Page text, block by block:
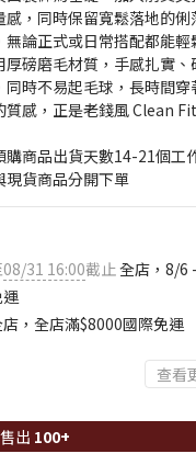
感，同時保留寬鬆落地的
無論正式或日常搭配都能輕
厚磅磨毛材質，手感扎實
同時不易起毛球，長時間
質感，正是老錢風 Clean
購商品出貨天數14-21個工
現貨商品分開下單
08/31 16:00截止全店，8/6
，全店滿$8000國際免運
查看
售出 100+